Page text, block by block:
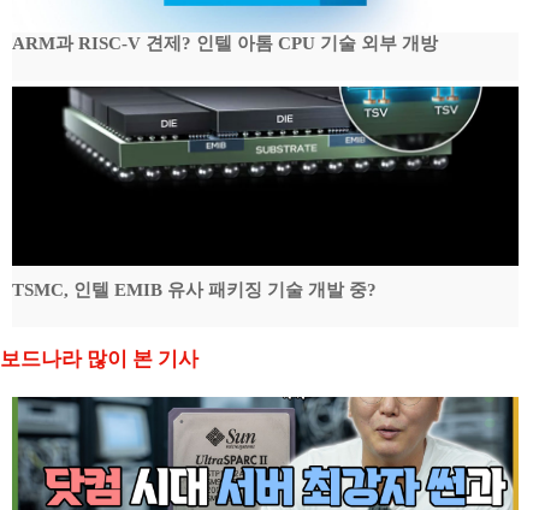
ARM과 RISC-V 견제? 인텔 아톰 CPU 기술 외부 개방
TSMC, 인텔 EMIB 유사 패키징 기술 개발 중?
보드나라 많이 본 기사